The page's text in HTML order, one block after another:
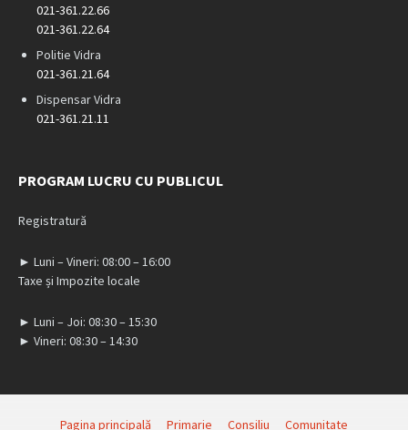
021-361.22.66
021-361.22.64
Politie Vidra
021-361.21.64
Dispensar Vidra
021-361.21.11
PROGRAM LUCRU CU PUBLICUL
Registratură
► Luni – Vineri: 08:00 – 16:00
Taxe și Impozite locale
► Luni – Joi: 08:30 – 15:30
► Vineri: 08:30 – 14:30
Pagina principală Primarie Consiliu Comunitate